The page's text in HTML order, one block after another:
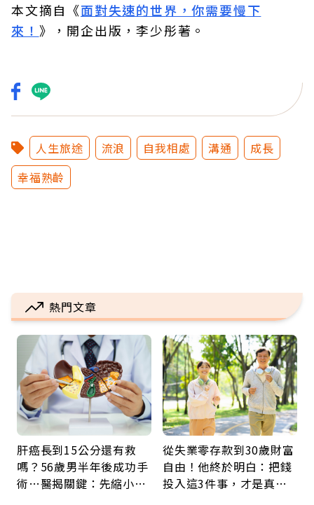
本文摘自《面對失速的世界，你需要慢下
來！ 》，開企出版，李少彤著。
人生旅途 流浪 自我相處 溝通
成長
幸福熟齡
熱門文章
肝癌長到15公分還有救
嗎？56歲男半年後成功手
術…醫揭關鍵：先縮小腫
從失業零存款到30歲財富
自由！他終於明白：把錢
投入這3件事，才是真正